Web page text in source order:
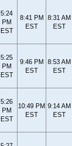
5:24
PM
EST
8:41 PM
EST
8:31 AM
EST
5:25
PM
EST
9:46 PM
EST
8:53 AM
EST
5:26
PM
EST
10:49 PM
EST
9:14 AM
EST